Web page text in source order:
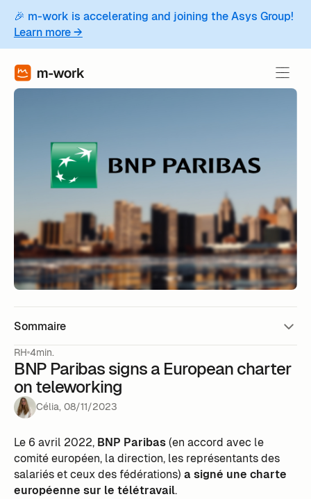
🎉 m-work is accelerating and joining the Asys Group!
Learn more →
Sommaire
RH 4min.
BNP Paribas signs a European charter
on teleworking
Célia, 08/11/2023
Le 6 avril 2022, BNP Paribas(en accord avec le
comité européen, la direction, les représentants des
salariés et ceux des fédérations) a signé une charte
européenne sur le télétravail.